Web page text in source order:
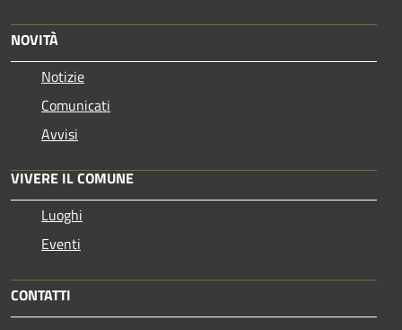
NOVITÀ
Notizie
Comunicati
Avvisi
VIVERE IL COMUNE
Luoghi
Eventi
CONTATTI